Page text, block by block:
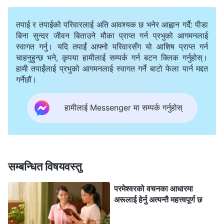
आफू राम्रो छैनँ, आफूलाई अरूले मन पराउँदैनन्, र आफूलाई देख्दा
अरू खुसी हुँदैनन् भन्‍ने सोच्छन्। तिनीहरूले आफू पढ्नमा सिपालु छैनँ,
र सुस्त छु भन्‍ने सोच्छन्, र अरूको छेउमा मुख खोलेर बोल्‍न सधैँ
धकाउँछन्। मानिसहरूले तिनीहरूलाई केही कुरा दिँदा लाजले धन्यवाद
पनि भन्दैनन्, र मनमनै सोच्छन्, ‘किन मेरो मुख सधैँ बन्द हुन्छ? अरू
मानिसहरू किन यति मीठो बोल्‍न सक्छन्? म त मूर्खै हुँ!’ अवचेतन
रूपमा, तिनीहरूले आफूलाई बेकामे ठान्छन्, तर आफू त्यति बेकामे, र
छु?’ तिनीहरूका आमाबुबाले तिनीहरूलाई त्यति मन पराउँदैनन्, अनि
तिनीहरूका दाजुभाइ-दिदीबहिनीले, शिक्षकहरूले, र कक्षाका
साथीहरूले पनि तिनीहरूलाई मन पराउँदैनन्। अनि कहिलेकहीँ
तिनीहरूको परिवारका सदस्यहरू, आफन्तहरू र साथीहरूले
तपाई र तपाईको परिवारलाई अति आवश्यक छ भनेर आह्वान गर्दै: पीडा
बिना सुन्दर जीवन बिताउने मौका प्राप्त गर्न प्रभुको आगमनलाई
स्वागत गर्नु। यदि तपाईं आफ्नो परिवारसँग यो आशिष प्राप्त गर्न
चाहनुहुन्छ भने, कृपया हामीलाई सम्पर्क गर्न बटन क्लिक गर्नुहोस्।
हामी तपाईंलाई प्रभुको आगमनलाई स्वागत गर्ने बाटो फेला पार्न मद्दत
गर्नेछौं।
हामीलाई Messenger मा सम्पर्क गर्नुहोस्
सम्बन्धित विषयवस्तु
परमेश्‍वरको वचनका आधारमा
अरूलाई हेर्नु अत्यन्तै महत्त्वपूर्ण छ